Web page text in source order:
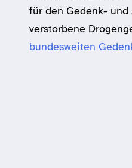
für den Gedenk-
verstorbene
bundesweiten